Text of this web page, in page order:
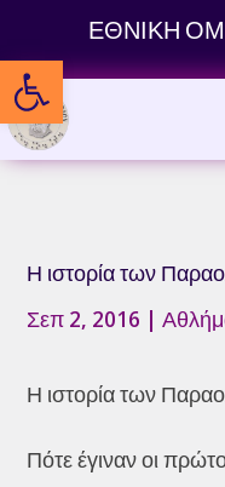
content
Ανοίξτε τη γραμμή εργαλείων
ΕΘΝΙΚΗ
Η ιστορία των
Σεπ 2, 2016 |
Η ιστορία των
Πότε έγιναν οι